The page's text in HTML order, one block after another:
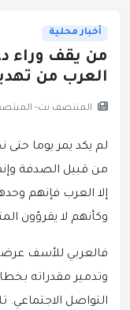
أخبار محلية
من يقف وراء
العرب من
المنتصف نت-
لم يكد يمر يوما حتى
من قبيل الصدفة
إلا العرب فإنهم
وكأنهم لا يقرؤون
فالعربي للأسف
وتدمير مقدراته
التواصل